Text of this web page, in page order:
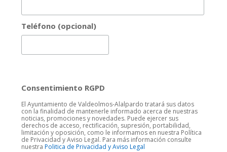
Teléfono (opcional)
Consentimiento RGPD
El Ayuntamiento de Valdeolmos-Alalpardo tratará sus datos
con la finalidad de mantenerle informado acerca de nuestras
noticias, promociones y novedades. Puede ejercer sus
derechos de acceso, rectificación, supresión, portabilidad,
limitación y oposición, como le informamos en nuestra Política
de Privacidad y Aviso Legal. Para más información consulte
nuestra Politica de Privacidad y Aviso Legal